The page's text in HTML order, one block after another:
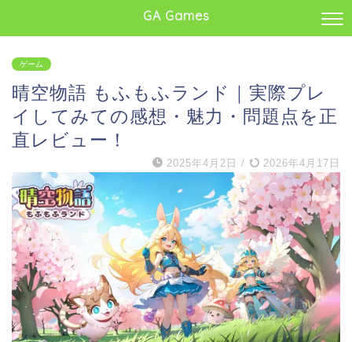
GA Games
ゲーム
晴空物語 もふもふランド｜実際プレ
イしてみての感想・魅力・問題点を正
直レビュー！
2025年4月2日 / 2026年4月17日